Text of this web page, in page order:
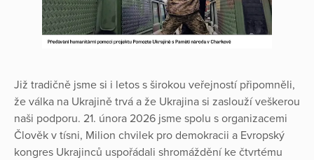
Již tradičně jsme si i letos s širokou veřejností připomněli,
že válka na Ukrajině trvá a že Ukrajina si zaslouží veškerou
naši podporu. 21. února 2026 jsme spolu s organizacemi
Člověk v tísni, Milion chvilek pro demokracii a Evropský
kongres Ukrajinců uspořádali shromáždění ke čtvrtému